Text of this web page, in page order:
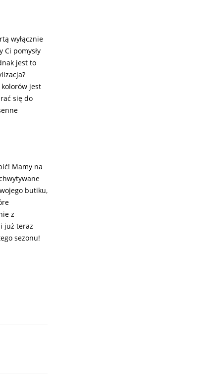
wyłącznie
Ci pomysły
jest to
jest
się do
Mamy na
butiku,
z
już teraz
sezonu!